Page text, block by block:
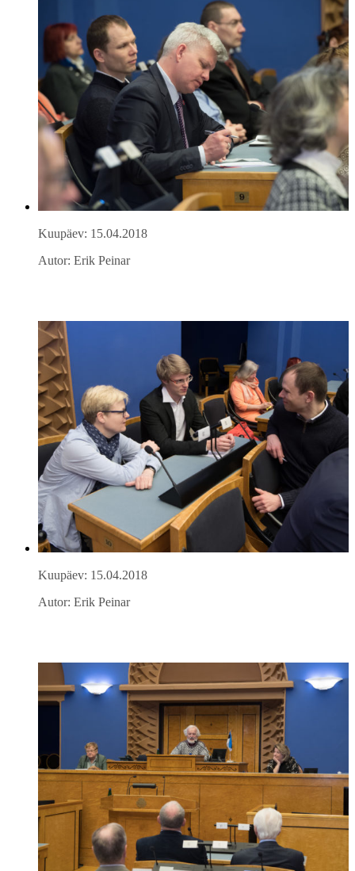
Kuupäev: 15.04.2018
Autor: Erik Peinar
Kuupäev: 15.04.2018
Autor: Erik Peinar